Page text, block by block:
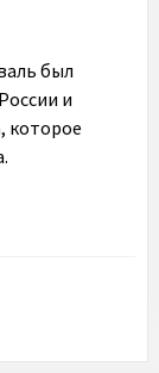
был
и
которое